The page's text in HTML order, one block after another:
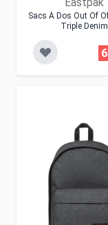
Sacs À Dos Out Of
Triple Denim